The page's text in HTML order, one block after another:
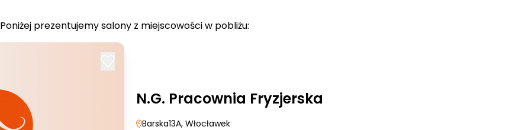
Poniżej prezentujemy salony z miejscowości w pobliżu:
N.G. Pracownia Fryzjerska
Barska13A, Włocławek